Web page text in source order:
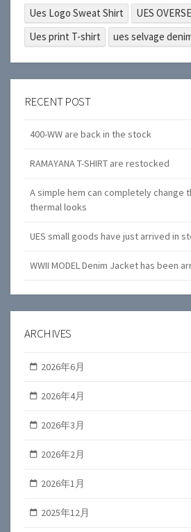
Ues Logo Sweat Shirt
UES
Ues print T-shirt
ues selvage
RECENT POST
400-WW are back in the stock
RAMAYANA T-SHIRT are restocked
A simple hem can completely change
thermal looks
UES small goods have just arrived in
WWII MODEL Denim Jacket has been
ARCHIVES
2026年6月
2026年4月
2026年3月
2026年2月
2026年1月
2025年12月